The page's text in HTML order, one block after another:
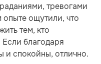
тревогами
ощутили, что
тем, кто
благодаря
и спокойны, отлично.